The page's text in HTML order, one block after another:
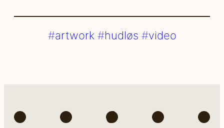
artwork hudløs video
Spotify InstagramTikTok Facebook